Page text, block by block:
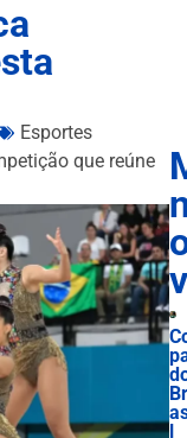
Esportes
que reúne
Br